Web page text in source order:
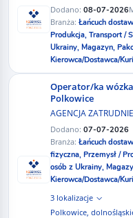
Dodano: 08-07-2026
Branża: Łańcuch
Produkcja, Transport /
Ukrainy, Magazyn,
Kierowca/Dostawca/
Operator/ka
Polkowice
AGENCJA
Dodano: 07-07-2026
Branża: Łańcuch
fizyczna, Przemysł /
osób z Ukrainy,
Kierowca/Dostawca/
3 lokalizacje
Polkowice,